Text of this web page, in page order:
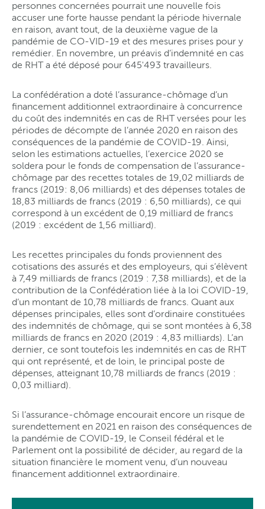
personnes concernées pourrait une nouvelle fois
accuser une forte hausse pendant la période hivernale
en raison, avant tout, de la deuxième vague de la
pandémie de CO-VID-19 et des mesures prises pour y
remédier. En novembre, un préavis d’indemnité en cas
de RHT a été déposé pour 645'493 travailleurs.
La confédération a doté l’assurance-chômage d’un
financement additionnel extraordinaire à concurrence
du coût des indemnités en cas de RHT versées pour les
périodes de décompte de l’année 2020 en raison des
conséquences de la pandémie de COVID-19. Ainsi,
selon les estimations actuelles, l’exercice 2020 se
soldera pour le fonds de compensation de l’assurance-
chômage par des recettes totales de 19,02 milliards de
francs (2019: 8,06 milliards) et des dépenses totales de
18,83 milliards de francs (2019 : 6,50 milliards), ce qui
correspond à un excédent de 0,19 milliard de francs
(2019 : excédent de 1,56 milliard).
Les recettes principales du fonds proviennent des
cotisations des assurés et des employeurs, qui s’élèvent
à 7,49 milliards de francs (2019 : 7,38 milliards), et de la
contribution de la Confédération liée à la loi COVID-19,
d’un montant de 10,78 milliards de francs. Quant aux
dépenses principales, elles sont d’ordinaire constituées
des indemnités de chômage, qui se sont montées à 6,38
milliards de francs en 2020 (2019 : 4,83 milliards). L’an
dernier, ce sont toutefois les indemnités en cas de RHT
qui ont représenté, et de loin, le principal poste de
dépenses, atteignant 10,78 milliards de francs (2019 :
0,03 milliard).
Si l’assurance-chômage encourait encore un risque de
surendettement en 2021 en raison des conséquences de
la pandémie de COVID-19, le Conseil fédéral et le
Parlement ont la possibilité de décider, au regard de la
situation financière le moment venu, d’un nouveau
financement additionnel extraordinaire.